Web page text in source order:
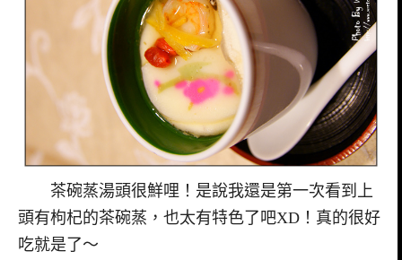
茶碗蒸湯頭很鮮哩！是說我還是第一次看到上
頭有枸杞的茶碗蒸，也太有特色了吧XD！真的很好
吃就是了～